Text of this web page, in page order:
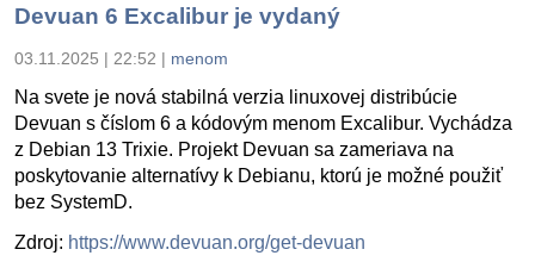
Devuan 6 Excalibur je vydaný
03.11.2025 | 22:52 | menom
Na svete je nová stabilná verzia linuxovej distribúcie
Devuan s číslom 6 a kódovým menom Excalibur. Vychádza
z Debian 13 Trixie. Projekt Devuan sa zameriava na
poskytovanie alternatívy k Debianu, ktorú je možné použiť
bez SystemD.
Zdroj: https://www.devuan.org/get-devuan